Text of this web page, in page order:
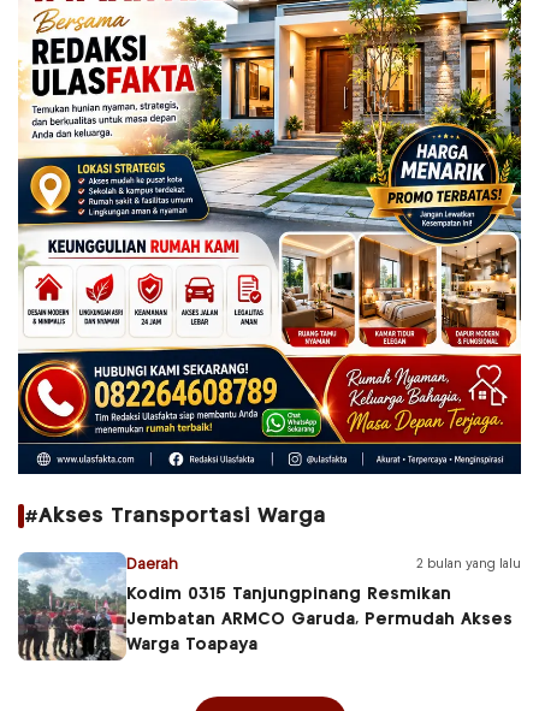
#Akses Transportasi Warga
Daerah 2 bulan yang lalu
Kodim 0315 Tanjungpinang Resmikan
Jembatan ARMCO Garuda, Permudah Akses
Warga Toapaya